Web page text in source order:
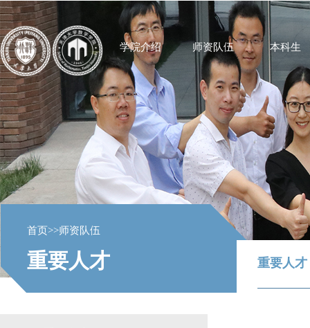
学院介绍 师资队伍 本科生
首页>>师资队伍
重要人才 重要人才